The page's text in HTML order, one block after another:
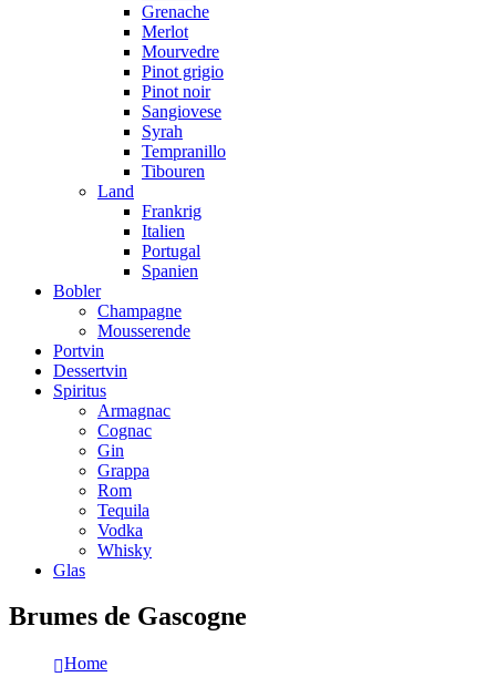
Grenache
Merlot
Mourvedre
Pinot grigio
Pinot noir
Sangiovese
Syrah
Tempranillo
Tibouren
Land
Frankrig
Italien
Portugal
Spanien
Bobler
Champagne
Mousserende
Portvin
Dessertvin
Spiritus
Armagnac
Cognac
Gin
Grappa
Rom
Tequila
Vodka
Whisky
Glas
Brumes de Gascogne
Home